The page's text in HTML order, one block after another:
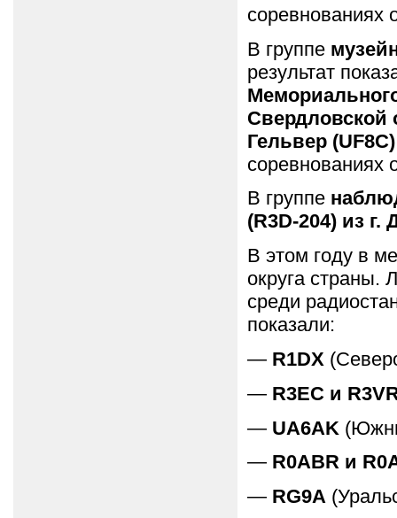
соревнованиях
В группе
результат
Свердловской
Гельвер
соревнованиях
В группе
(R3D-204) из
В этом году в
округа страны.
среди
показали:
— R1DX
— R3EC и
— UA6AK
— R0ABR и
— RG9A